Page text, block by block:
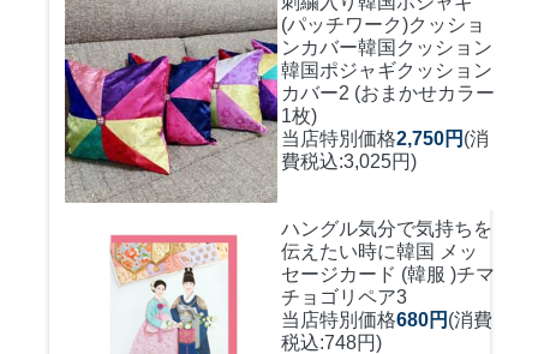
(パッチワーク)クッショ
ンカバー韓国クッション
韓国ポジャギクッション
カバー2 (おまかせカラー
1枚)
当店特別価格2,750円 (消
費税込:3,025円)
ハングル気分で気持ちを
伝えたい時に韓国 メッ
セージカード (韓服 )チマ
チョゴリペア3
当店特別価格680円 (消費
税込:748円)